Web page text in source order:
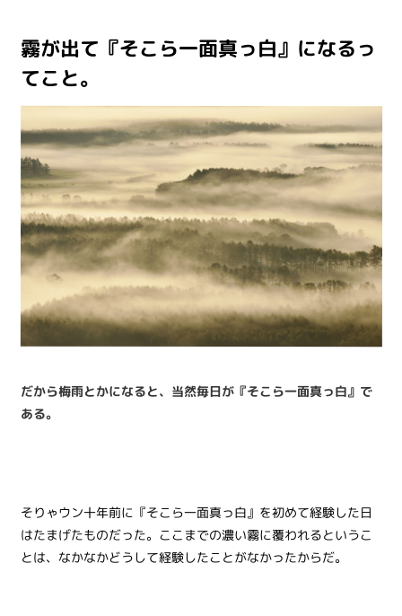
霧が出て『そこら一面真っ白』になるっ
てこと。
だから梅雨とかになると、当然毎日が『そこら一面真っ白』で
ある。
そりゃウン十年前に『そこら一面真っ白』を初めて経験した日
はたまげたものだった。ここまでの濃い霧に覆われるというこ
とは、なかなかどうして経験したことがなかったからだ。